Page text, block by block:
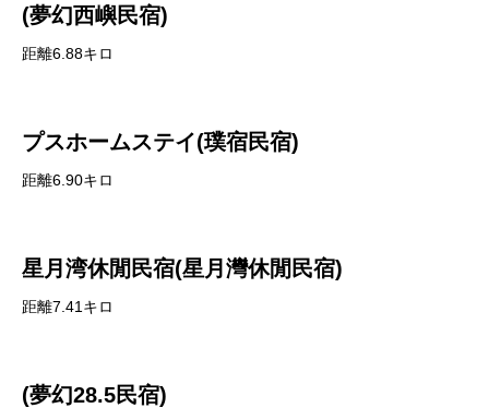
(夢幻西嶼民宿)
距離6.88キロ
プスホームステイ(璞宿民宿)
距離6.90キロ
星月湾休閒民宿(星月灣休閒民宿)
距離7.41キロ
(夢幻28.5民宿)